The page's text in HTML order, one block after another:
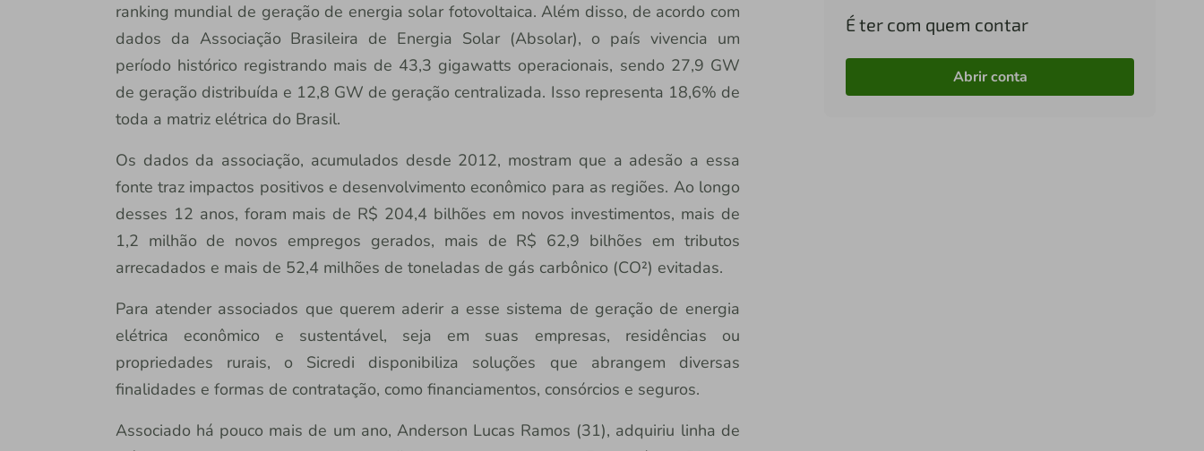
ranking mundial de geração de energia solar fotovoltaica. Além disso, de acordo com
dados da Associação Brasileira de Energia Solar (Absolar), o país vivencia um
período histórico registrando mais de 43,3 gigawatts operacionais, sendo 27,9 GW
de geração distribuída e 12,8 GW de geração centralizada. Isso representa 18,6% de
toda a matriz elétrica do Brasil.
Os dados da associação, acumulados desde 2012, mostram que a adesão a essa
fonte traz impactos positivos e desenvolvimento econômico para as regiões. Ao longo
desses 12 anos, foram mais de R$ 204,4 bilhões em novos investimentos, mais de
1,2 milhão de novos empregos gerados, mais de R$ 62,9 bilhões em tributos
arrecadados e mais de 52,4 milhões de toneladas de gás carbônico (CO²) evitadas.
Para atender associados que querem aderir a esse sistema de geração de energia
elétrica econômico e sustentável, seja em suas empresas, residências ou
propriedades rurais, o Sicredi disponibiliza soluções que abrangem diversas
finalidades e formas de contratação, como financiamentos, consórcios e seguros.
Associado há pouco mais de um ano, Anderson Lucas Ramos (31), adquiriu linha de
É ter com quem contar
Abrir conta